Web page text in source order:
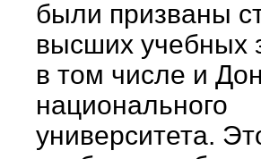
были призваны
высших учебных
в том числе и
национального
университета.